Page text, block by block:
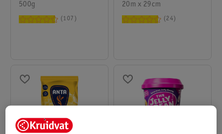
500g
107
20m x 29cm
24